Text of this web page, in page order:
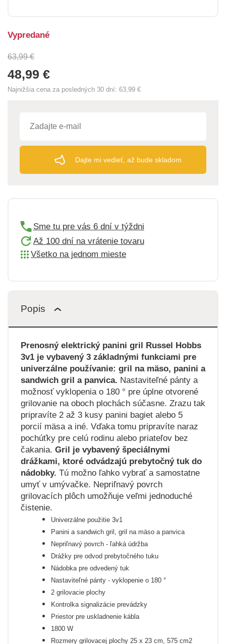
63,99 €
48,99 €
Najnižšia cena za posledných 30 dní: 63,99 €
Vypredané
Dajte mi vedieť, až bude skladom
Sme tu pre vás 6 dní v týždni
Až 100 dní na vrátenie tovaru
Všetko na jednom mieste
Popis
Prenosný elektrický panini gril Russel Hobbs
3v1 je vybavený 3 základnými funkciami pre
univerzálne používanie: gril na mäso, panini a
sandwich gril a panvica. Nastaviteľné pánty a
možnosť vyklopenia o 180 ° pre úplne otvorené
grilovanie na oboch plochách súčasne. Zrazu tak
pripravíte 2 až 3 kusy panini bagiet alebo 5
porcií mäsa a iné. Vďaka tomu pripravíte naraz
pochúťky pre celú rodinu alebo priateľov bez
čakania. Gril je vybavený špeciálnymi
drážkami, ktoré odvádzajú prebytočný tuk do
nádobky. Tú možno ľahko vybrať a samostatne
umyť v umývačke. Nepriľnavý povrch
grilovacích plôch umožňuje veľmi jednoduché
čistenie.
Univerzálne použitie 3v1
Panini a sandwich gril, gril na mäso a panvica
Nepriľnavý povrch - ľahká údržba
Drážky pre odvod prebytočného tuku
Nádobka pre odvedený tuk
Nastaviteľné pánty - vyklopenie o 180 °
2 grilovacie plochy
Kontrolka signalizácie prevádzky
Priestor pre uskladnenie kábla
1800 W
Rozmery grilovacej plochy 25 x 23 cm, 575 cm2